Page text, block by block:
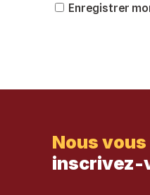
Enregistrer
Nous
inscrivez-